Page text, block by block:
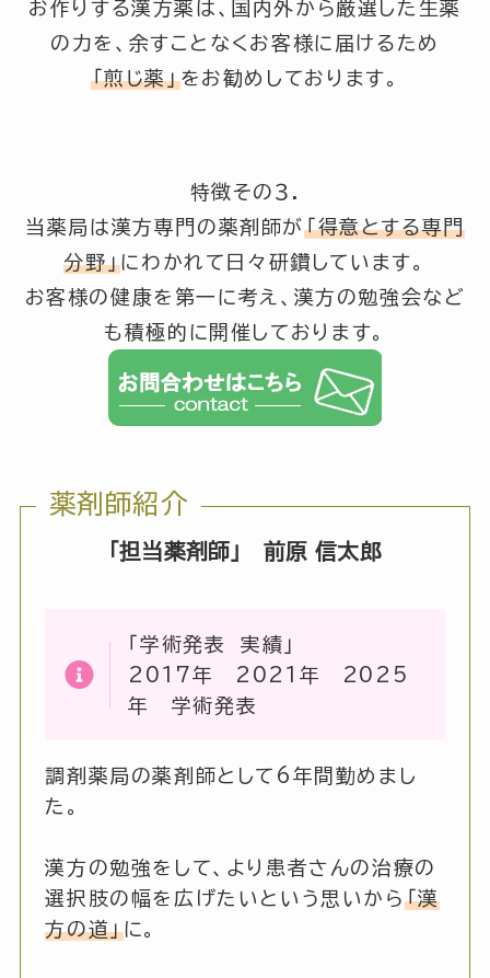
お作りする漢方薬は、国内外から厳選した生薬
の力を、余すことなくお客様に届けるため
「煎じ薬」をお勧めしております。
特徴その３.
当薬局は漢方専門の薬剤師が「得意とする専門
分野」にわかれて日々研鑽しています。
お客様の健康を第一に考え、漢方の勉強会など
も積極的に開催しております。
薬剤師紹介
「担当薬剤師」 前原 信太郎
「学術発表 実績」
2017年 2021年 2025
年 学術発表
調剤薬局の薬剤師として6年間勤めまし
た。
漢方の勉強をして、より患者さんの治療の
選択肢の幅を広げたいという思いから 「漢
方の道」に。